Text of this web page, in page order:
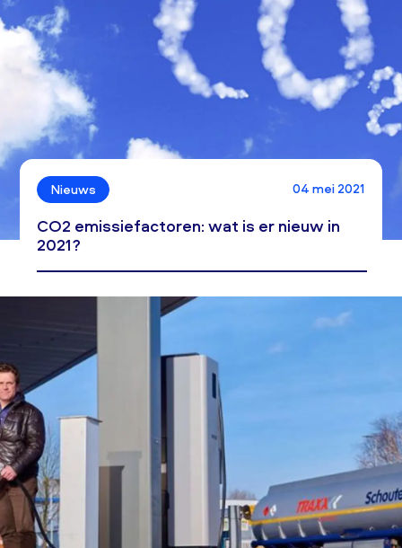
Nieuws 04 mei 2021
CO2 emissiefactoren: wat is er nieuw in
2021?